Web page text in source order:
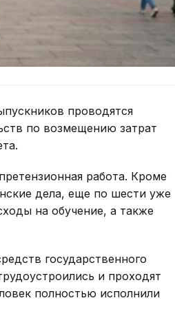
проводятся
по возмещению затрат
работа. Кроме
дела, еще по шести уже
на обучение, а также
государственного
и проходят
полностью исполнили